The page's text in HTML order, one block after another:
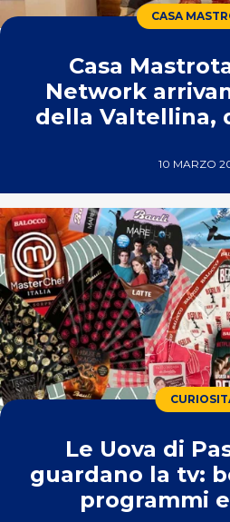
CASA
Casa
Network
della Valtellina,
10 MARZO
Le Uova di
guardano la tv:
programmi